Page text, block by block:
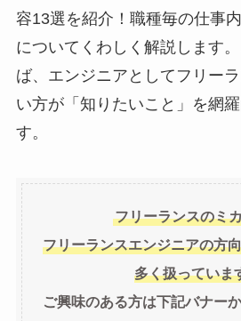
容13選を紹介！職種毎の仕事
についてくわしく解説します
ば、エンジニアとしてフリー
い方が「知りたいこと」を網
す。
フリーランスのミ
フリーランスエンジニアの方
多く扱っていま
ご興味のある方は下記バナー